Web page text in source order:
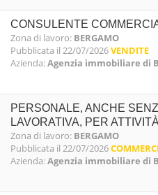
CONSULENTE
Zona di lavoro: BERGAMO
Pubblicata il 22/07/2026VENDITE
Azienda:Agenzia immobiliare di
PERSONALE, ANCHE
LAVORATIVA, PER
Zona di lavoro: BERGAMO
Pubblicata il 22/07/2026
Azienda:Agenzia immobiliare di